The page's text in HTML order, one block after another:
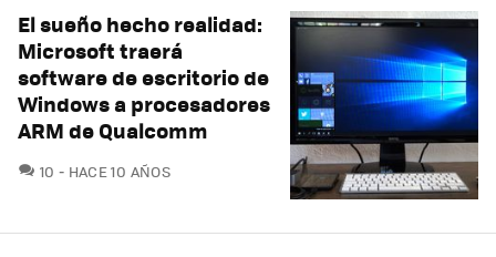
El sueño hecho realidad:
Microsoft traerá
software de escritorio de
Windows a procesadores
ARM de Qualcomm
10 COMENTARIOS
HACE 10 AÑOS